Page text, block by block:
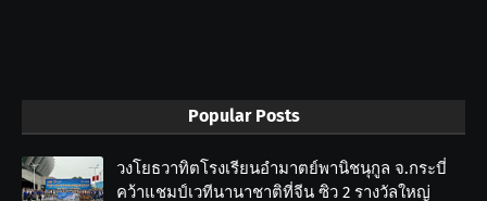
Popular Posts
วงโยธวาทิตโรงเรียนอำมาตย์พานิชนุกูล จ.กระบี่
คว้าแชมป์เวทีนานาชาติที่จีน ซิว 2 รางวัลใหญ่